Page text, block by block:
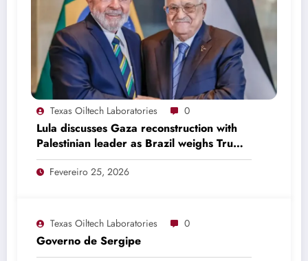
Texas Oiltech Laboratories 0
Lula discusses Gaza reconstruction with
Palestinian leader as Brazil weighs Trump
invitation
Fevereiro 25, 2026
Texas Oiltech Laboratories 0
Governo de Sergipe